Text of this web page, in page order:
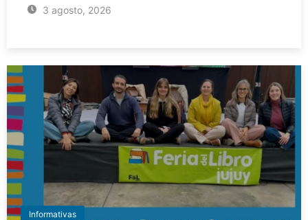
3 agosto, 2026
Informativas